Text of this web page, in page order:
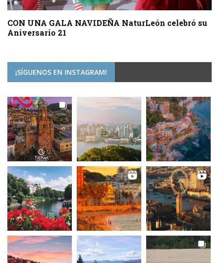
CON UNA GALA NAVIDEÑA NaturLeón celebró su
Aniversario 21
¡SÍGUENOS EN INSTAGRAM!